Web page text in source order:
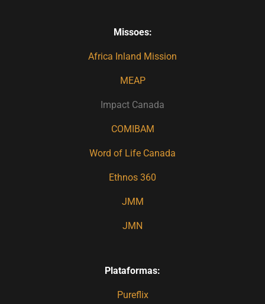
Missoes:
Africa Inland Mission
MEAP
Impact Canada
COMIBAM
Word of Life Canada
Ethnos 360
JMM
JMN
Plataformas:
Pureflix